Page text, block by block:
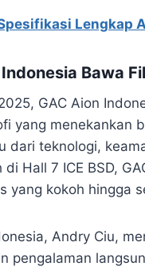
Lengkap
Indonesia Bawa
GAC Aion
yang menekankan
dari teknologi,
di Hall 7 ICE BSD,
yang kokoh hingga
Andry Ciu,
pengalaman